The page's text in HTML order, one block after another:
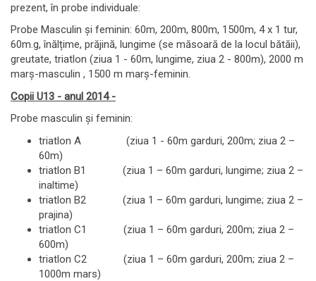
prezent, în probe individuale:
Probe Masculin și feminin: 60m, 200m, 800m, 1500m, 4 x 1 tur,
60m.g, înălțime, prăjină, lungime (se măsoară de la locul bătăii),
greutate, triatlon (ziua 1 - 60m, lungime, ziua 2 - 800m), 2000 m
marș-masculin , 1500 m marș-feminin.
Copii U13 - anul 2014 -
Probe masculin și feminin:
triatlon A (ziua 1 - 60m garduri, 200m; ziua 2 –
60m)
triatlon B1 (ziua 1 – 60m garduri, lungime; ziua 2 –
inaltime)
triatlon B2 (ziua 1 – 60m garduri, lungime; ziua 2 –
prajina)
triatlon C1 (ziua 1 – 60m garduri, 200m; ziua 2 –
600m)
triatlon C2 (ziua 1 – 60m garduri, 200m; ziua 2 –
1000m mars)